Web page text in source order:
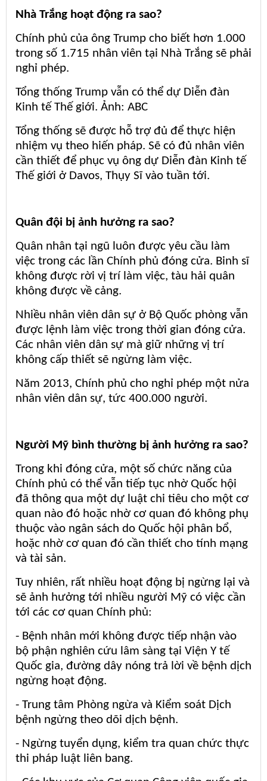
Nhà Trắng hoạt động ra sao?
Chính phủ của ông Trump cho biết hơn 1.000
trong số 1.715 nhân viên tại Nhà Trắng sẽ phải
nghỉ phép.
Tổng thống Trump vẫn có thể dự Diễn đàn
Kinh tế Thế giới. Ảnh: ABC
Tổng thống sẽ được hỗ trợ đủ để thực hiện
nhiệm vụ theo hiến pháp. Sẽ có đủ nhân viên
cần thiết để phục vụ ông dự Diễn đàn Kinh tế
Thế giới ở Davos, Thụy Sĩ vào tuần tới.
Quân đội bị ảnh hưởng ra sao?
Quân nhân tại ngũ luôn được yêu cầu làm
việc trong các lần Chính phủ đóng cửa. Binh sĩ
không được rời vị trí làm việc, tàu hải quân
không được về cảng.
Nhiều nhân viên dân sự ở Bộ Quốc phòng vẫn
được lệnh làm việc trong thời gian đóng cửa.
Các nhân viên dân sự mà giữ những vị trí
không cấp thiết sẽ ngừng làm việc.
Năm 2013, Chính phủ cho nghỉ phép một nửa
nhân viên dân sự, tức 400.000 người.
Người Mỹ bình thường bị ảnh hưởng ra sao?
Trong khi đóng cửa, một số chức năng của
Chính phủ có thể vẫn tiếp tục nhờ Quốc hội
đã thông qua một dự luật chi tiêu cho một cơ
quan nào đó hoặc nhờ cơ quan đó không phụ
thuộc vào ngân sách do Quốc hội phân bổ,
hoặc nhờ cơ quan đó cần thiết cho tính mạng
và tài sản.
Tuy nhiên, rất nhiều hoạt động bị ngừng lại và
sẽ ảnh hưởng tới nhiều người Mỹ có việc cần
tới các cơ quan Chính phủ:
- Bệnh nhân mới không được tiếp nhận vào
bộ phận nghiên cứu lâm sàng tại Viện Y tế
Quốc gia, đường dây nóng trả lời về bệnh dịch
ngừng hoạt động.
- Trung tâm Phòng ngừa và Kiểm soát Dịch
bệnh ngừng theo dõi dịch bệnh.
- Ngừng tuyển dụng, kiểm tra quan chức thực
thi pháp luật liên bang.